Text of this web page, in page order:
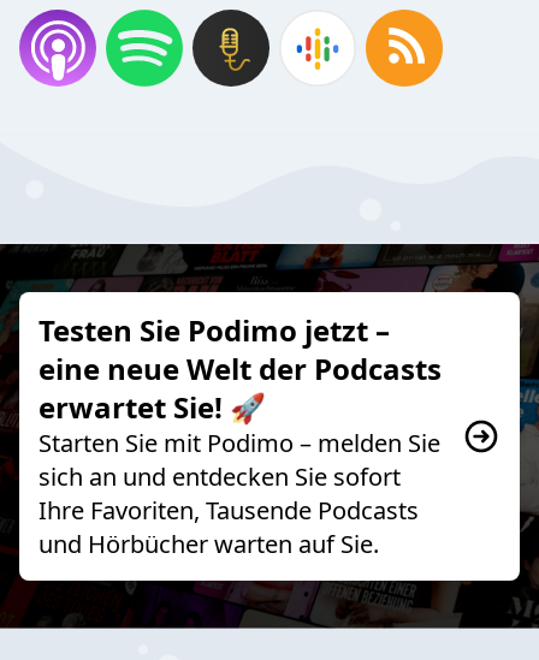
Testen Sie Podimo jetzt –
eine neue Welt der Podcasts
erwartet Sie! 🚀
Starten Sie mit Podimo – melden Sie
sich an und entdecken Sie sofort
Ihre Favoriten, Tausende Podcasts
und Hörbücher warten auf Sie.